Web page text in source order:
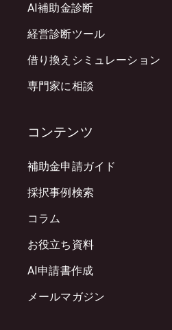
AI補助金診断
経営診断ツール
借り換えシミュレーション
専門家に相談
コンテンツ
補助金申請ガイド
採択事例検索
コラム
お役立ち資料
AI申請書作成
メールマガジン